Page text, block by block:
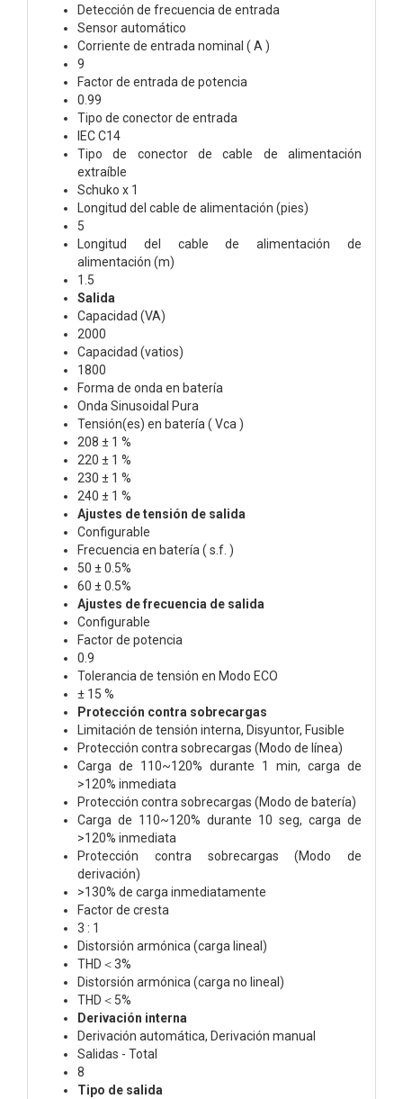
Detección de frecuencia de entrada
Sensor automático
Corriente de entrada nominal ( A )
9
Factor de entrada de potencia
0.99
Tipo de conector de entrada
IEC C14
Tipo de conector de cable de alimentación
extraíble
Schuko x 1
Longitud del cable de alimentación (pies)
5
Longitud del cable de alimentación de
alimentación (m)
1.5
Salida
Capacidad (VA)
2000
Capacidad (vatios)
1800
Forma de onda en batería
Onda Sinusoidal Pura
Tensión(es) en batería ( Vca )
208 ± 1 %
220 ± 1 %
230 ± 1 %
240 ± 1 %
Ajustes de tensión de salida
Configurable
Frecuencia en batería ( s.f. )
50 ± 0.5%
60 ± 0.5%
Ajustes de frecuencia de salida
Configurable
Factor de potencia
0.9
Tolerancia de tensión en Modo ECO
± 15 %
Protección contra sobrecargas
Limitación de tensión interna, Disyuntor, Fusible
Protección contra sobrecargas (Modo de línea)
Carga de 110~120% durante 1 min, carga de
>120% inmediata
Protección contra sobrecargas (Modo de batería)
Carga de 110~120% durante 10 seg, carga de
>120% inmediata
Protección contra sobrecargas (Modo de
derivación)
>130% de carga inmediatamente
Factor de cresta
3 : 1
Distorsión armónica (carga lineal)
THD＜3%
Distorsión armónica (carga no lineal)
THD＜5%
Derivación interna
Derivación automática, Derivación manual
Salidas - Total
8
Tipo de salida